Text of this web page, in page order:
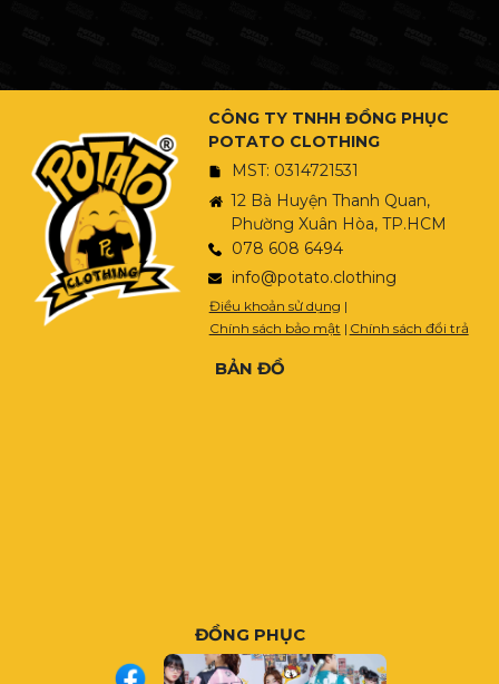
CÔNG TY TNHH ĐỒNG PHỤC
POTATO CLOTHING
MST: 0314721531
12 Bà Huyện Thanh Quan,
Phường Xuân Hòa, TP.HCM
078 608 6494
info@potato.clothing
Điều khoản sử dụng |
Chính sách bảo mật | Chính sách đổi trả
BẢN ĐỒ
ĐỒNG PHỤC